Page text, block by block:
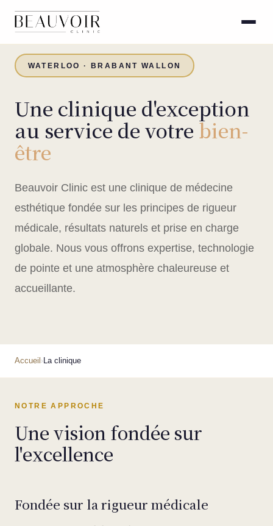
WATERLOO · BRABANT WALLON
Une clinique d'exception
au service de votre bien-
être
Beauvoir Clinic est une clinique de médecine
esthétique fondée sur les principes de rigueur
médicale, résultats naturels et prise en charge
globale. Nous vous offrons expertise, technologie
de pointe et une atmosphère chaleureuse et
accueillante.
Accueil › La clinique
NOTRE APPROCHE
Une vision fondée sur
l'excellence
Fondée sur la rigueur médicale